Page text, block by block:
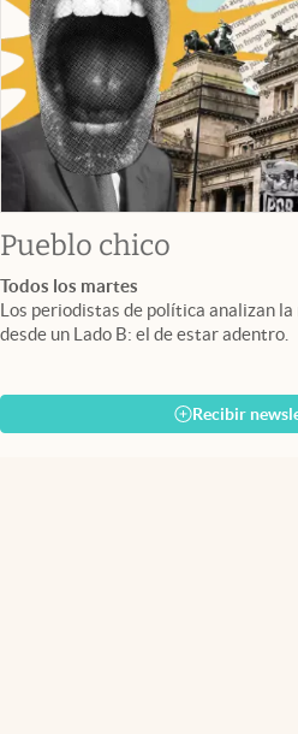
Pueblo chico
Todos los martes
Los periodistas de política analizan
desde un Lado B: el de estar adentro.
Recibir